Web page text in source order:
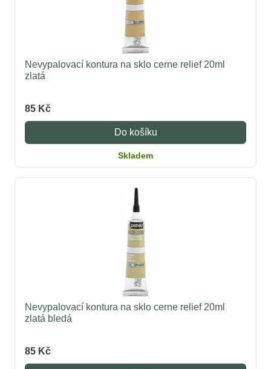
Nevypalovací kontura na sklo cerne relief 20ml
zlatá
85 Kč
Do košíku
Skladem
Nevypalovací kontura na sklo cerne relief 20ml
zlatá bledá
85 Kč